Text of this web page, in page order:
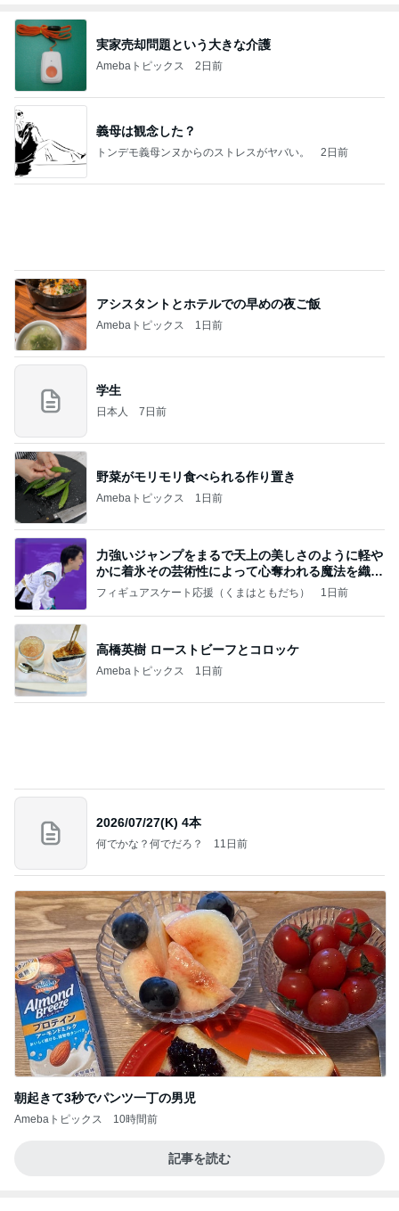
実家売却問題という大きな介護
Amebaトピックス 2日前
義母は観念した？
トンデモ義母ンヌからのストレスがヤバい。 2日前
アシスタントとホテルでの早めの夜ご飯
Amebaトピックス 1日前
学生
日本人 7日前
野菜がモリモリ食べられる作り置き
Amebaトピックス 1日前
力強いジャンプをまるで天上の美しさのように軽や
かに着氷その芸術性によって心奪われる魔法を織り
なす
フィギュアスケート応援（くまはともだち） 1日前
高橋英樹 ローストビーフとコロッケ
Amebaトピックス 1日前
2026/07/27(K) 4本
何でかな？何でだろ？ 11日前
朝起きて3秒でパンツ一丁の男児
Amebaトピックス 10時間前
記事を読む